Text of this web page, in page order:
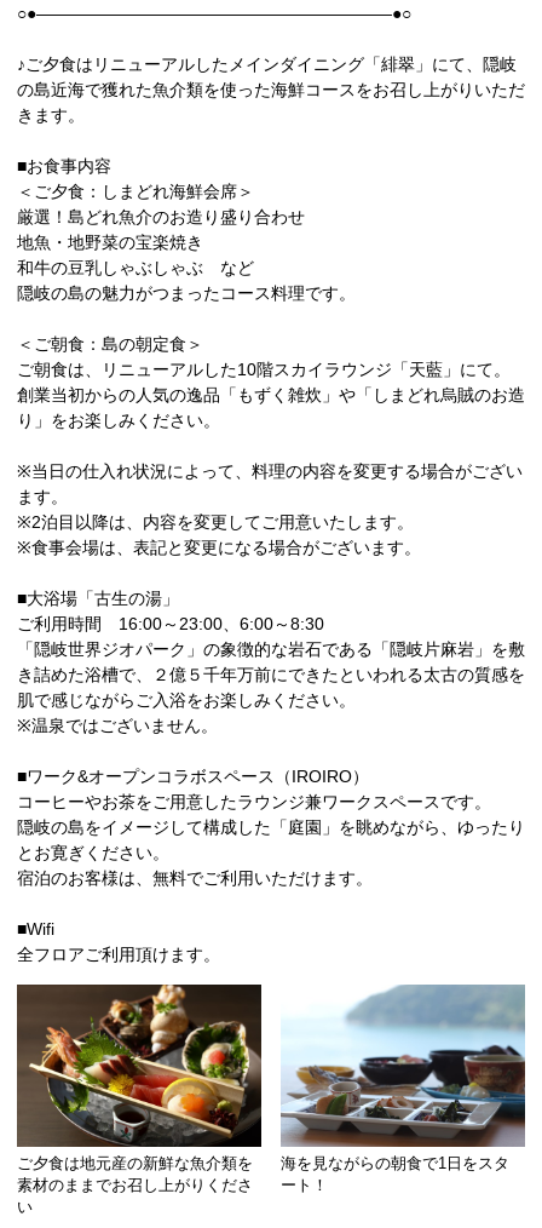
○●―――――――――――――――――――――●○
♪ご夕食はリニューアルしたメインダイニング「緋翠」にて、隠岐
の島近海で獲れた魚介類を使った海鮮コースをお召し上がりいただ
きます。
■お食事内容
＜ご夕食：しまどれ海鮮会席＞
厳選！島どれ魚介のお造り盛り合わせ
地魚・地野菜の宝楽焼き
和牛の豆乳しゃぶしゃぶ など
隠岐の島の魅力がつまったコース料理です。
＜ご朝食：島の朝定食＞
ご朝食は、リニューアルした10階スカイラウンジ「天藍」にて。
創業当初からの人気の逸品「もずく雑炊」や「しまどれ烏賊のお造
り」をお楽しみください。
※当日の仕入れ状況によって、料理の内容を変更する場合がござい
ます。
※2泊目以降は、内容を変更してご用意いたします。
※食事会場は、表記と変更になる場合がございます。
■大浴場「古生の湯」
ご利用時間 16:00～23:00、6:00～8:30
「隠岐世界ジオパーク」の象徴的な岩石である「隠岐片麻岩」を敷
き詰めた浴槽で、２億５千年万前にできたといわれる太古の質感を
肌で感じながらご入浴をお楽しみください。
※温泉ではございません。
■ワーク&オープンコラボスペース（IROIRO）
コーヒーやお茶をご用意したラウンジ兼ワークスペースです。
隠岐の島をイメージして構成した「庭園」を眺めながら、ゆったり
とお寛ぎください。
宿泊のお客様は、無料でご利用いただけます。
■Wifi
全フロアご利用頂けます。
ご夕食は地元産の新鮮な魚介類を
素材のままでお召し上がりくださ
い
海を見ながらの朝食で1日をスタ
ート！